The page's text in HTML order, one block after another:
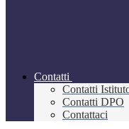
Contatti
Contatti
Contatti DPO
Contattaci